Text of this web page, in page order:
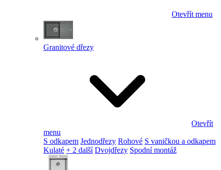
Otevřít menu
Granitové dřezy
Otevřít
menu
S odkapem Jednodřezy Rohové S vaničkou a odkapem
Kulaté + 2 další Dvojdřezy Spodní montáž